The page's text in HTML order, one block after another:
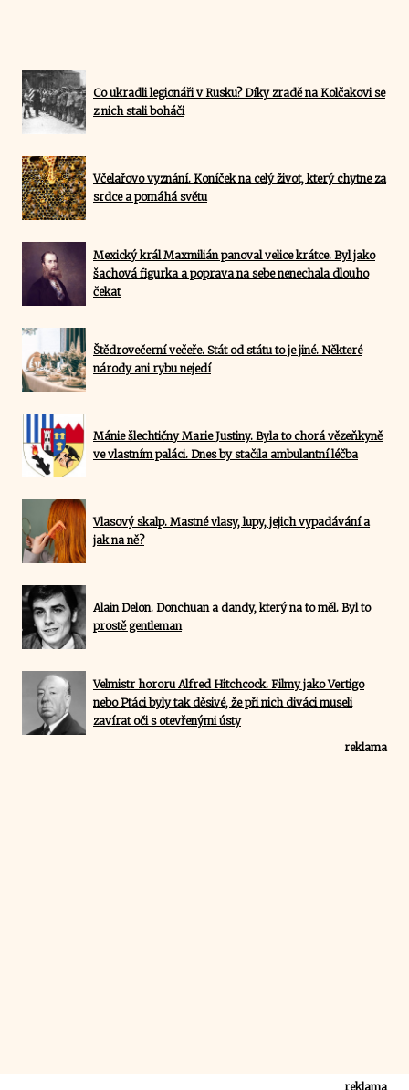
Co ukradli legionáři v Rusku? Díky zradě na Kolčakovi se
z nich stali boháči
Včelařovo vyznání. Koníček na celý život, který chytne za
srdce a pomáhá světu
Mexický král Maxmilián panoval velice krátce. Byl jako
šachová figurka a poprava na sebe nenechala dlouho
čekat
Štědrovečerní večeře. Stát od státu to je jiné. Některé
národy ani rybu nejedí
Mánie šlechtičny Marie Justiny. Byla to chorá vězeňkyně
ve vlastním paláci. Dnes by stačila ambulantní léčba
Vlasový skalp. Mastné vlasy, lupy, jejich vypadávání a
jak na ně?
Alain Delon. Donchuan a dandy, který na to měl. Byl to
prostě gentleman
Velmistr hororu Alfred Hitchcock. Filmy jako Vertigo
nebo Ptáci byly tak děsivé, že při nich diváci museli
zavírat oči s otevřenými ústy
reklama
reklama